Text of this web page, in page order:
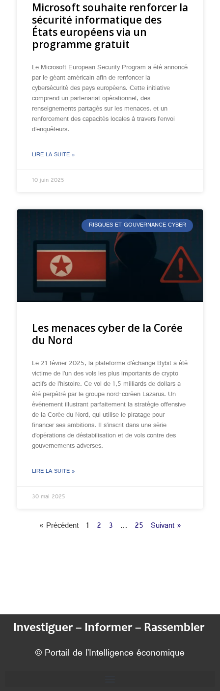
Microsoft souhaite renforcer la
sécurité informatique des
États européens via un
programme gratuit
Le Microsoft European Security Program a été annoncé
par le géant américain afin de renfoncer la
cybersécurité des pays européens. Cette initiative
comprend un partenariat opérationnel, des
renseignements partagés sur les menaces, et un
renforcement des capacités locales à travers l’envoi
d’enquêteurs.
LIRE LA SUITE »
10 juin 2025
RISQUES ET GOUVERNANCE CYBER
Les menaces cyber de la Corée
du Nord
Le 21 février 2025, la plateforme d’échange Bybit a été
victime de l’un des vols les plus importants de crypto
actifs de l’histoire. Ce vol de 1,5 milliards de dollars a
été perpétré par le groupe nord-coréen Lazarus. Un
événement illustrant parfaitement la stratégie offensive
de la Corée du Nord, qui utilise le piratage pour
financer ses ambitions. Il s’inscrit dans une série
d’opérations de déstabilisation et de vols contre des
gouvernements adverses.
LIRE LA SUITE »
30 mai 2025
« Précédent 1 2 3 … 25 Suivant »
Investiguer – Informer – Rassembler
© Portail de l’Intelligence économique